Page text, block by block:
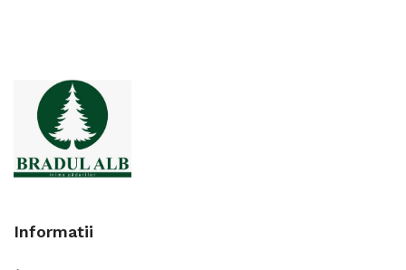
Informatii